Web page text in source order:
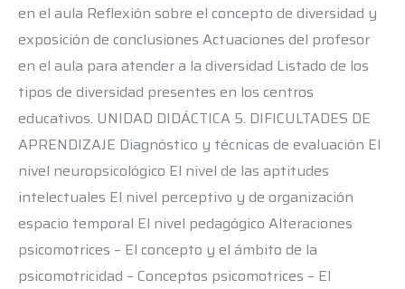
en el aula Reflexión sobre el concepto de diversidad y
exposición de conclusiones Actuaciones del profesor
en el aula para atender a la diversidad Listado de los
tipos de diversidad presentes en los centros
educativos. UNIDAD DIDÁCTICA 5. DIFICULTADES DE
APRENDIZAJE Diagnóstico y técnicas de evaluación El
nivel neuropsicológico El nivel de las aptitudes
intelectuales El nivel perceptivo y de organización
espacio temporal El nivel pedagógico Alteraciones
psicomotrices – El concepto y el ámbito de la
psicomotricidad – Conceptos psicomotrices – El